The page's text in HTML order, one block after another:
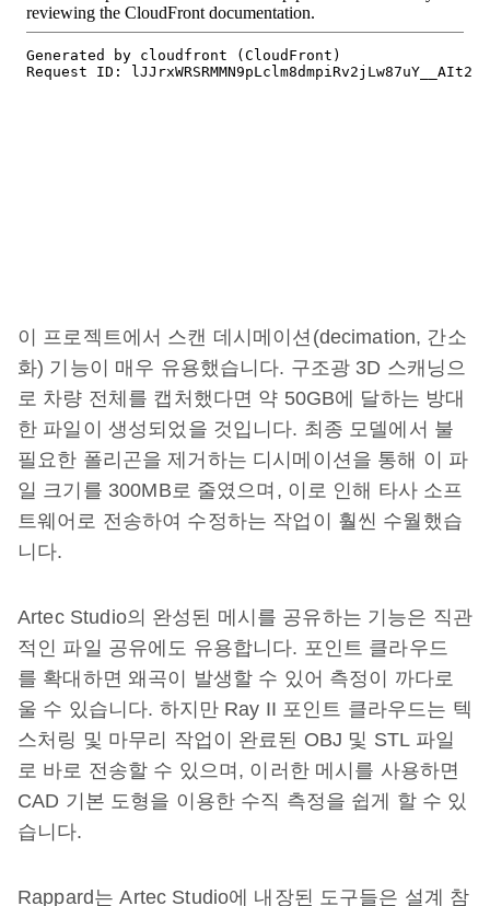
이 프로젝트에서 스캔 데시메이션(decimation, 간소
화) 기능이 매우 유용했습니다. 구조광 3D 스캐닝으
로 차량 전체를 캡처했다면 약 50GB에 달하는 방대
한 파일이 생성되었을 것입니다. 최종 모델에서 불
필요한 폴리곤을 제거하는 디시메이션을 통해 이 파
일 크기를 300MB로 줄였으며, 이로 인해 타사 소프
트웨어로 전송하여 수정하는 작업이 훨씬 수월했습
니다.
Artec Studio의 완성된 메시를 공유하는 기능은 직관
적인 파일 공유에도 유용합니다. 포인트 클라우드
를 확대하면 왜곡이 발생할 수 있어 측정이 까다로
울 수 있습니다. 하지만 Ray II 포인트 클라우드는 텍
스처링 및 마무리 작업이 완료된 OBJ 및 STL 파일
로 바로 전송할 수 있으며, 이러한 메시를 사용하면
CAD 기본 도형을 이용한 수직 측정을 쉽게 할 수 있
습니다.
Rappard는 Artec Studio에 내장된 도구들은 설계 참